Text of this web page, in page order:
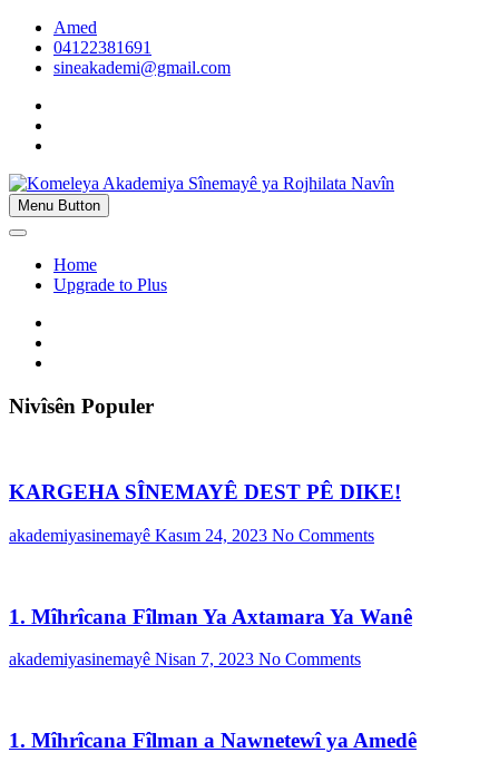
Skip
content
Amed
04122381691
sineakademi@gmail.com
Komeleya Akademiya Sînemayê ya
Rojhilata Navîn
Menu Button
Home
Upgrade to Plus
Nivîsên Populer
KARGEHA SÎNEMAYÊ DEST PÊ DIKE!
akademiyasinemayê Kasım 24, 2023 No Comments
1. Mîhrîcana Fîlman Ya Axtamara Ya Wanê
akademiyasinemayê Nisan 7, 2023 No Comments
1. Mîhrîcana Fîlman a Nawnetewî ya Amedê